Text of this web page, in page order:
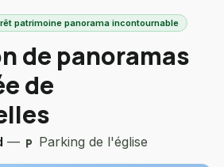
patrimoine panorama incontournable
de panoramas
de
— local_parking Parking de l'église